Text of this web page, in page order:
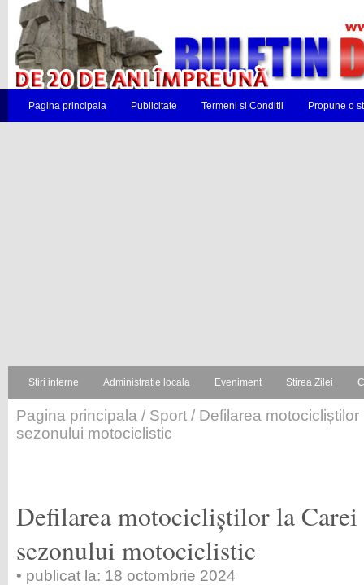
Pagina principala Publicitate Termeni si Conditii Propune o
Stiri interne Administratie locala Eveniment Stirea Zilei
Pagina principala / Sport / Defilarea
sezonului motociclistic
Defilarea motocicliștilor la Carei
sezonului motociclistic
• publicat la: 18 octombrie 2024